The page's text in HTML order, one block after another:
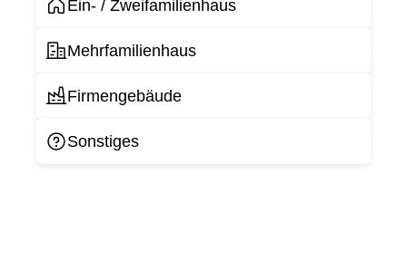
Ein- / Zweifamilienhaus
Mehrfamilienhaus
Firmengebäude
Sonstiges